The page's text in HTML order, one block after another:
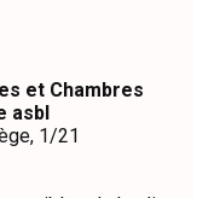
et Chambres
asbl
1/21